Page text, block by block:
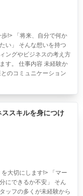
!> 「将来、自分で何か
い」 そんな想いを持つ
ングやビジネスの考え方
す。 仕事内容 未経験か
のコミュニケーション
スキルを身につけ
大切にします!> 「マー
にできるか不安」 そん
ッフの多くが未経験から